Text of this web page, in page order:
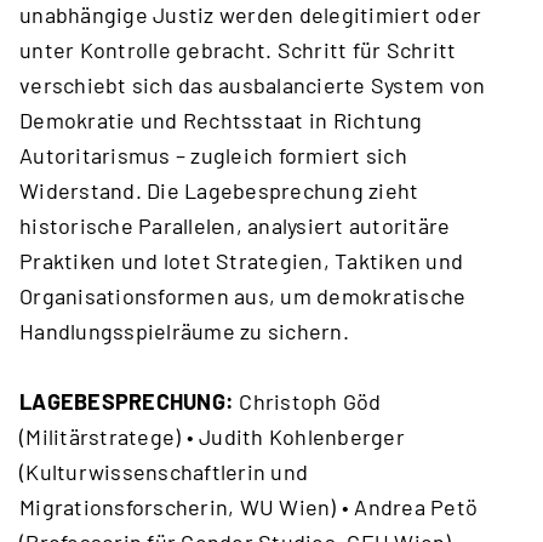
unabhängige Justiz werden delegitimiert oder
unter Kontrolle gebracht. Schritt für Schritt
verschiebt sich das ausbalancierte System von
Demokratie und Rechtsstaat in Richtung
Autoritarismus – zugleich formiert sich
Widerstand. Die Lagebesprechung zieht
historische Parallelen, analysiert autoritäre
Praktiken und lotet Strategien, Taktiken und
Organisationsformen aus, um demokratische
Handlungsspielräume zu sichern.
LAGEBESPRECHUNG: Christoph Göd
(Militärstratege) • Judith Kohlenberger
(Kulturwissenschaftlerin und
Migrationsforscherin, WU Wien) • Andrea Petö